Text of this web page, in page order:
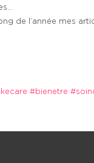
de l’année mes
#bienetre